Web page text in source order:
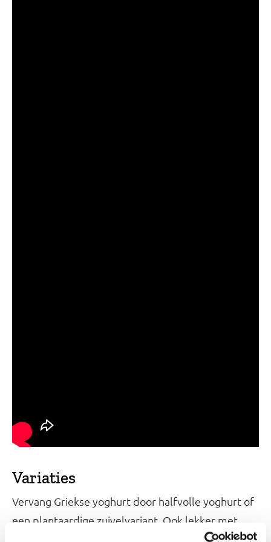
Variaties
Vervang Griekse yoghurt door halfvolle yoghurt of
een plantaardige zuivelvariant. Ook lekker met